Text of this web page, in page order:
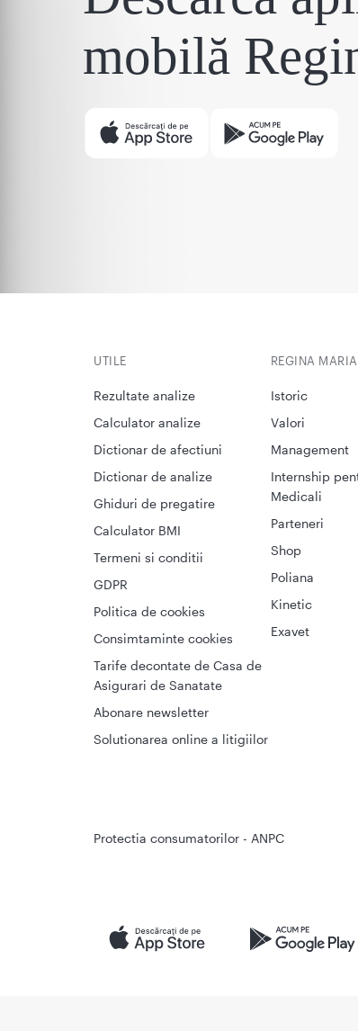
mobilă
UTILE
Rezultate analize
Calculator analize
Dictionar de afectiuni
Dictionar de analize
Ghiduri de pregatire
Calculator BMI
Termeni si conditii
GDPR
Politica de cookies
Consimtaminte cookies
Tarife decontate de Casa de
Asigurari de Sanatate
Abonare newsletter
Solutionarea online a litigiilor
REGINA MARIA
Istoric
Valori
Management
Internship
Medicali
Parteneri
Shop
Poliana
Kinetic
Exavet
Protectia consumatorilor - ANPC